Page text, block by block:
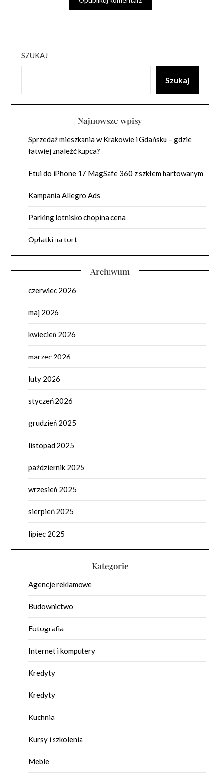
SZUKAJ
Szukaj
Najnowsze wpisy
Sprzedaż mieszkania w Krakowie i Gdańsku – gdzie
łatwiej znaleźć kupca?
Etui do iPhone 17 MagSafe 360 z szkłem hartowanym
Kampania Allegro Ads
Parking lotnisko chopina cena
Opłatki na tort
Archiwum
czerwiec 2026
maj 2026
kwiecień 2026
marzec 2026
luty 2026
styczeń 2026
grudzień 2025
listopad 2025
październik 2025
wrzesień 2025
sierpień 2025
lipiec 2025
Kategorie
Agencje reklamowe
Budownictwo
Fotografia
Internet i komputery
Kredyty
Kredyty
Kuchnia
Kursy i szkolenia
Meble